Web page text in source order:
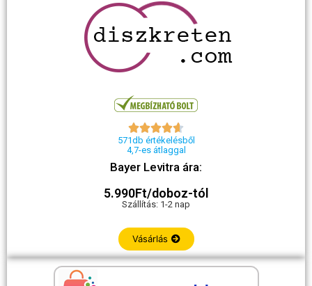

571db értékelésből
4,7-es átlaggal
Bayer Levitra ára:
5.990Ft/doboz-tól
Szállítás: 1-2 nap
Vásárlás